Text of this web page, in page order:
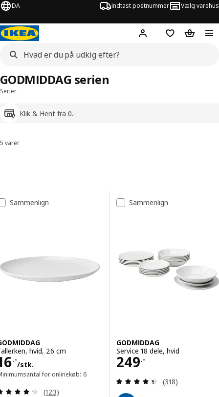
DA Indtast postnummer Vælg varehus
Hej! Log ind her
Huskeliste
Kurv
Serier
Klik & Hent fra 0.-
GODMIDDAG serien
Sorter og filtrer
5 varer
Resultatliste
Sammenlign
hvid, 26 cm
.-
/stk.
16.-/stk.
for onlinekøb: 6
Anmeld: 4.3 ud af 5 Stjerner. Anmeldelser i alt:
(123)
Sammenlign
GODMIDDAG
Service 18 dele, hvid
249.-
Pris 249.-
Anmeld: 4.4 ud
(318)